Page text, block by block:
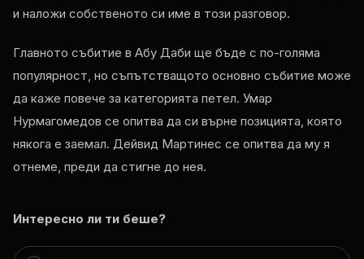
и наложи собственото си име в този разговор.
Главното събитие в Абу Даби ще бъде с по-голяма
популярност, но съпътстващото основно събитие може
да каже повече за категорията петел. Умар
Нурмагомедов се опитва да си върне позицията, която
някога е заемал. Дейвид Мартинес се опитва да му я
отнеме, преди да стигне до нея.
Интересно ли ти беше?